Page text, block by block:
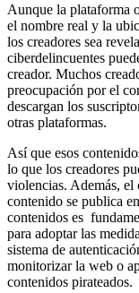
Aunque la plataforma
el nombre real y la
los creadores sea
ciberdelincuentes
creador. Muchos
preocupación por el
descargan los
otras plataformas.
Así que esos
lo que los creadores
violencias. Además, el
contenido se publica
contenidos es
para adoptar las
sistema de
monitorizar la web o
contenidos pirateados.